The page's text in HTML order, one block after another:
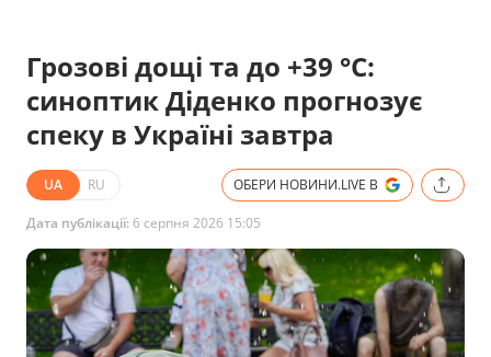
Грозові дощі та до +39 °С:
синоптик Діденко прогнозує
спеку в Україні завтра
UA RU ОБЕРИ НОВИНИ.LIVE В
Дата публікації: 6 серпня 2026 15:05